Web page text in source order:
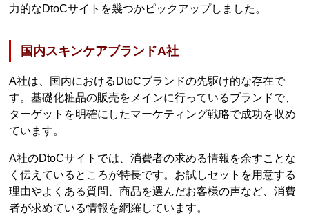
力的なDtoCサイトを幾つかピックアップしました。
国内スキンケアブランドA社
A社は、国内におけるDtoCブランドの先駆け的な存在で
す。基礎化粧品の販売をメインに行っているブランドで、
ターゲットを明確にしたマーケティング戦略で成功を収め
ています。
A社のDtoCサイトでは、消費者の求める情報を余すことな
く伝えているところが特長です。お試しセットを用意する
理由やよくある質問、商品を選んだお客様の声など、消費
者が求めている情報を網羅しています。